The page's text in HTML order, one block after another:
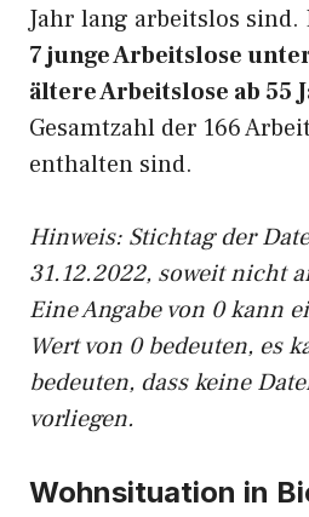
Jahr lang arbeitslos
7 junge Arbeitslose
ältere Arbeitslose ab 55
Gesamtzahl der 166
enthalten sind.
Hinweis: Stichtag der
31.12.2022, soweit nicht
Eine Angabe von 0 kann
Wert von 0 bedeuten, es
bedeuten, dass keine
vorliegen.
Wohnsituation in